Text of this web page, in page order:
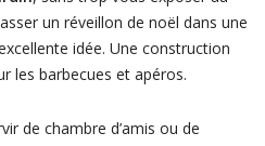
un réveillon de noël dans une
idée. Une construction
les barbecues et apéros.
de chambre d’amis ou de